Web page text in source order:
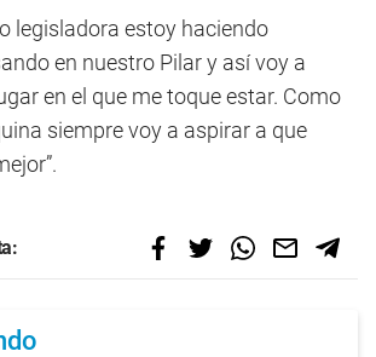
legisladora estoy haciendo
en nuestro Pilar y así voy a
en el que me toque estar. Como
siempre voy a aspirar a que